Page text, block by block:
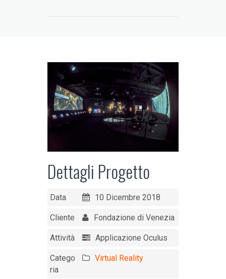
Dettagli Progetto
Data 10 Dicembre 2018
Cliente Fondazione di Venezia
Attività Applicazione Oculus
Catego
ria
Virtual Reality